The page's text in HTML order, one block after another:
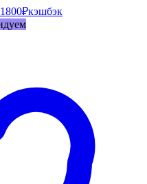
1800₽кэшбэк